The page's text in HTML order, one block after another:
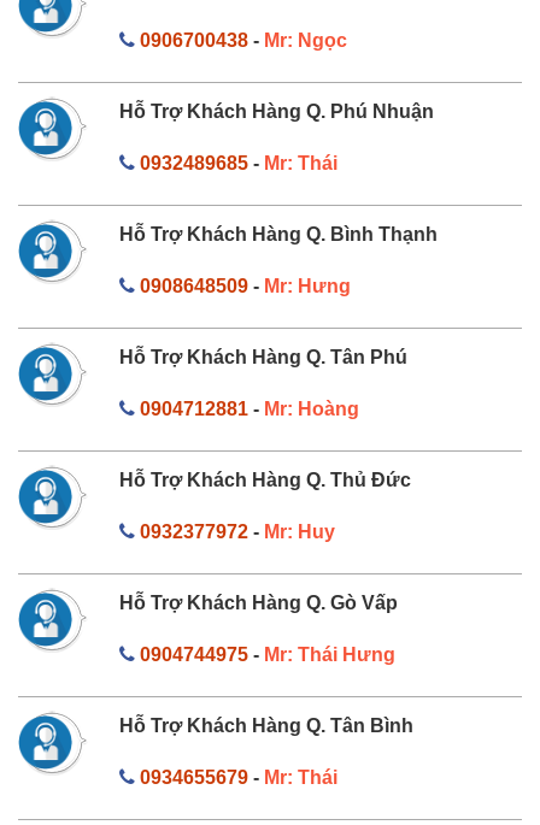
0906700438- Mr: Ngọc
Hỗ Trợ Khách Hàng Q. Phú Nhuận
0932489685- Mr: Thái
Hỗ Trợ Khách Hàng Q. Bình Thạnh
0908648509- Mr: Hưng
Hỗ Trợ Khách Hàng Q. Tân Phú
0904712881- Mr: Hoàng
Hỗ Trợ Khách Hàng Q. Thủ Đức
0932377972- Mr: Huy
Hỗ Trợ Khách Hàng Q. Gò Vấp
0904744975- Mr: Thái Hưng
Hỗ Trợ Khách Hàng Q. Tân Bình
0934655679- Mr: Thái